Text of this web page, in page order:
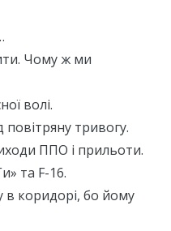
Чому ж ми
волі.
тривогу.
ППО і прильоти.
та F-16.
в коридорі, бо йому